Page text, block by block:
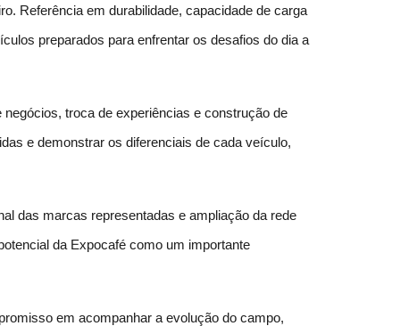
Referência em durabilidade, capacidade de carga
preparados para enfrentar os desafios do dia a
troca de experiências e construção de
e demonstrar os diferenciais de cada veículo,
das marcas representadas e ampliação da rede
da Expocafé como um importante
em acompanhar a evolução do campo,